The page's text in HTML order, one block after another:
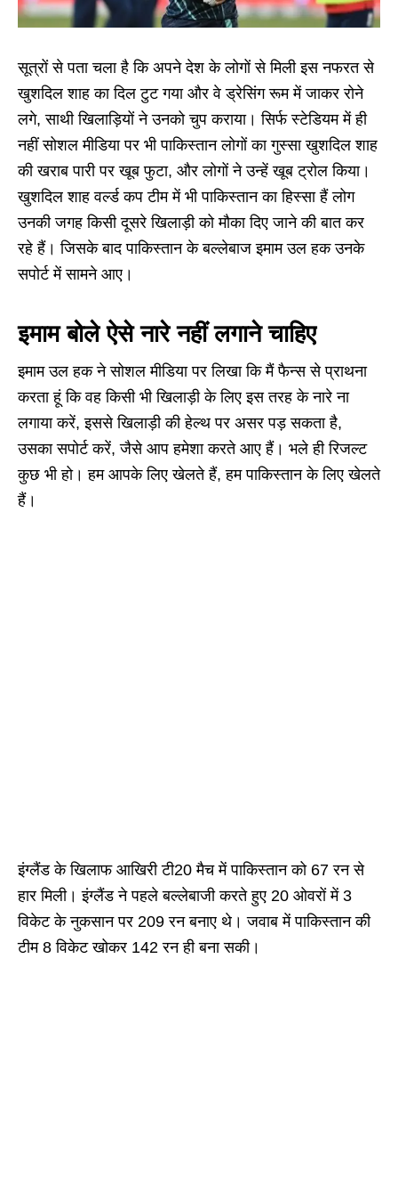
सूत्रों से पता चला है कि अपने देश के लोगों से मिली इस नफरत से
खुशदिल शाह का दिल टुट गया और वे ड्रेसिंग रूम में जाकर रोने
लगे, साथी खिलाड़ियों ने उनको चुप कराया। सिर्फ स्टेडियम में ही
नहीं सोशल मीडिया पर भी पाकिस्तान लोगों का गुस्सा खुशदिल शाह
की खराब पारी पर खूब फुटा, और लोगों ने उन्हें खूब ट्रोल किया।
खुशदिल शाह वर्ल्ड कप टीम में भी पाकिस्तान का हिस्सा हैं लोग
उनकी जगह किसी दूसरे खिलाड़ी को मौका दिए जाने की बात कर
रहे हैं। जिसके बाद पाकिस्तान के बल्लेबाज इमाम उल हक उनके
सपोर्ट में सामने आए।
इमाम बोले ऐसे नारे नहीं लगाने चाहिए
इमाम उल हक ने सोशल मीडिया पर लिखा कि मैं फैन्स से प्राथना
करता हूं कि वह किसी भी खिलाड़ी के लिए इस तरह के नारे ना
लगाया करें, इससे खिलाड़ी की हेल्थ पर असर पड़ सकता है,
उसका सपोर्ट करें, जैसे आप हमेशा करते आए हैं। भले ही रिजल्ट
कुछ भी हो। हम आपके लिए खेलते हैं, हम पाकिस्तान के लिए खेलते
हैं।
इंग्लैंड के खिलाफ आखिरी टी20 मैच में पाकिस्तान को 67 रन से
हार मिली। इंग्लैंड ने पहले बल्लेबाजी करते हुए 20 ओवरों में 3
विकेट के नुकसान पर 209 रन बनाए थे। जवाब में पाकिस्तान की
टीम 8 विकेट खोकर 142 रन ही बना सकी।